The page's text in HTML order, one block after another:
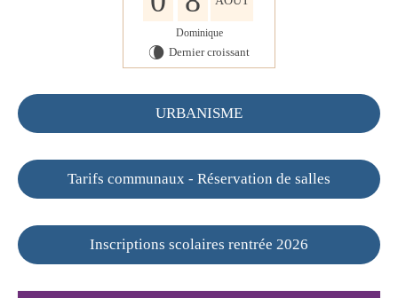
Dominique
V Dernier croissant
URBANISME
Tarifs communaux - Réservation de salles
Inscriptions scolaires rentrée 2026